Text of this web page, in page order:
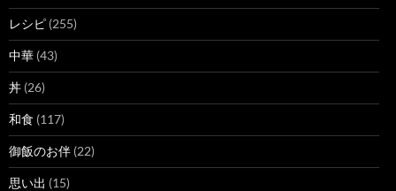
レシピ (255)
中華 (43)
丼 (26)
和食 (117)
御飯のお伴 (22)
思い出 (15)